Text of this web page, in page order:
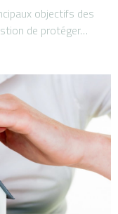
objectifs des
de protéger…